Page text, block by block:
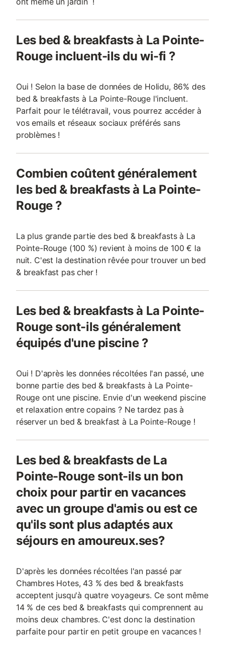
Les bed & breakfasts à La Pointe-
Rouge incluent-ils du wi-fi ?
Oui ! Selon la base de données de Holidu, 86% des
bed & breakfasts à La Pointe-Rouge l'incluent.
Parfait pour le télétravail, vous pourrez accéder à
vos emails et réseaux sociaux préférés sans
problèmes !
Combien coûtent généralement
les bed & breakfasts à La Pointe-
Rouge ?
La plus grande partie des bed & breakfasts à La
Pointe-Rouge (100 %) revient à moins de 100 € la
nuit. C'est la destination rêvée pour trouver un bed
& breakfast pas cher !
Les bed & breakfasts à La Pointe-
Rouge sont-ils généralement
équipés d'une piscine ?
Oui ! D'après les données récoltées l'an passé, une
bonne partie des bed & breakfasts à La Pointe-
Rouge ont une piscine. Envie d'un weekend piscine
et relaxation entre copains ? Ne tardez pas à
réserver un bed & breakfast à La Pointe-Rouge !
Les bed & breakfasts de La
Pointe-Rouge sont-ils un bon
choix pour partir en vacances
avec un groupe d'amis ou est ce
qu'ils sont plus adaptés aux
séjours en amoureux.ses?
D'après les données récoltées l'an passé par
Chambres Hotes, 43 % des bed & breakfasts
acceptent jusqu'à quatre voyageurs. Ce sont même
14 % de ces bed & breakfasts qui comprennent au
moins deux chambres. C'est donc la destination
parfaite pour partir en petit groupe en vacances !